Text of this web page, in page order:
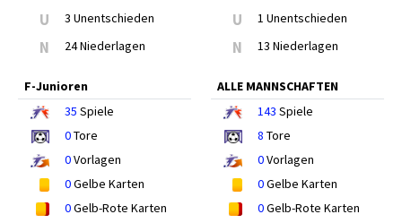
U 3 Unentschieden
N 24 Niederlagen
U 1 Unentschieden
N 13 Niederlagen
F-Junioren
35 Spiele
0Tore
0Vorlagen
0Gelbe Karten
0Gelb-Rote Karten
ALLE MANNSCHAFTEN
143 Spiele
8 Tore
0Vorlagen
0Gelbe Karten
0Gelb-Rote Karten